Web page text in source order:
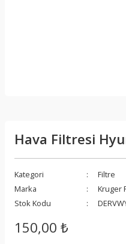
Hava Filtresi
Kategori
Filtre
Marka
Kruger
Stok Kodu
150,00 ₺